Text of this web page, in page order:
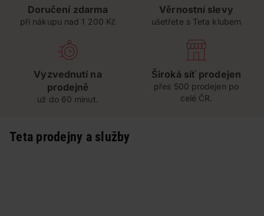
Doručení zdarma
při nákupu nad 1 200 Kč
Věrnostní slevy
ušetřete s Teta klubem
Vyzvednutí na
prodejně
už do 60 minut.
Široká síť prodejen
přes 500 prodejen po
celé ČR.
Teta prodejny a služby